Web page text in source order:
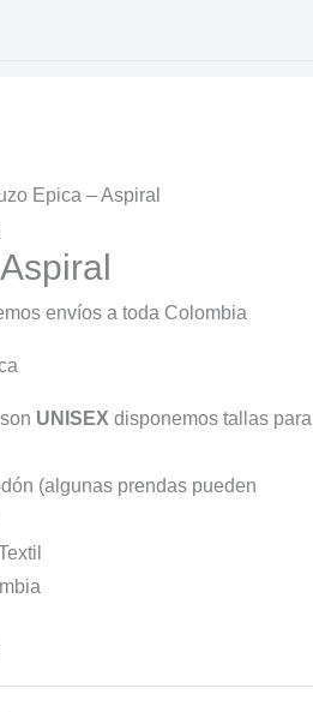
Epica – Aspiral
envíos a toda Colombia
son UNISEX disponemos tallas para
(algunas prendas pueden